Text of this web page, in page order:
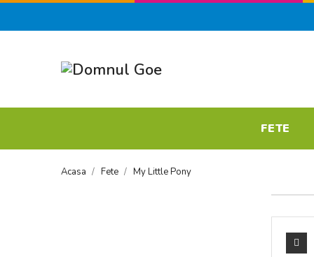
FETE
Acasa Fete My Little Pony